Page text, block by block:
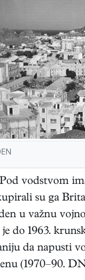
vodstvom
su ga
u važnu
do 1963.
da napusti
(1970–90.